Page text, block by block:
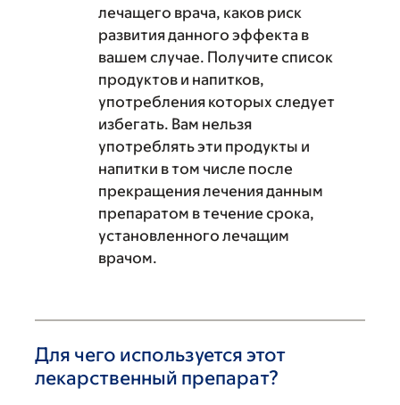
лечащего врача, каков риск
развития данного эффекта в
вашем случае. Получите список
продуктов и напитков,
употребления которых следует
избегать. Вам нельзя
употреблять эти продукты и
напитки в том числе после
прекращения лечения данным
препаратом в течение срока,
установленного лечащим
врачом.
Для чего используется этот
лекарственный препарат?